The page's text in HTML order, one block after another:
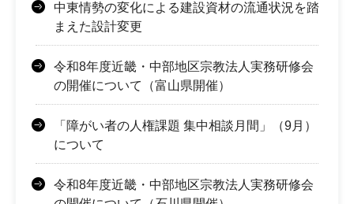
中東情勢の変化による建設資材の流通状況を踏
まえた設計変更
令和8年度近畿・中部地区宗教法人実務研修会
の開催について（富山県開催）
「障がい者の人権課題 集中相談月間」（9月）
について
令和8年度近畿・中部地区宗教法人実務研修会